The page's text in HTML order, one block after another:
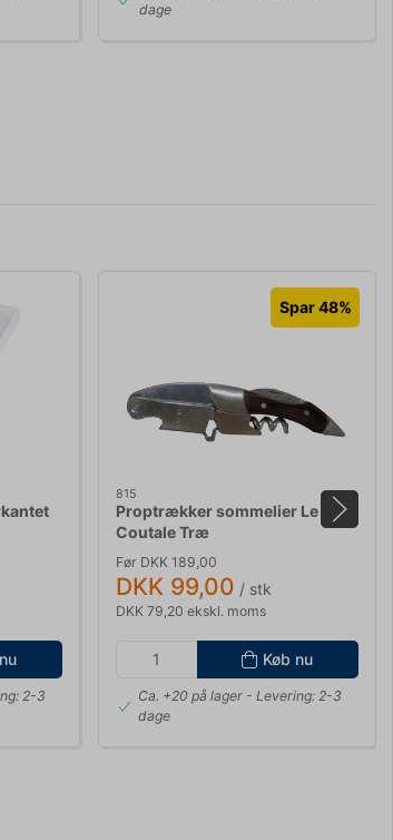
dage
2-3
Spar 48%
815
Proptrækker sommelier Le
Coutale Træ
Før DKK 189,00
DKK 99,00 / stk
DKK 79,20 ekskl. moms
Køb nu
Ca. +20 på lager- Levering: 2-3
dage